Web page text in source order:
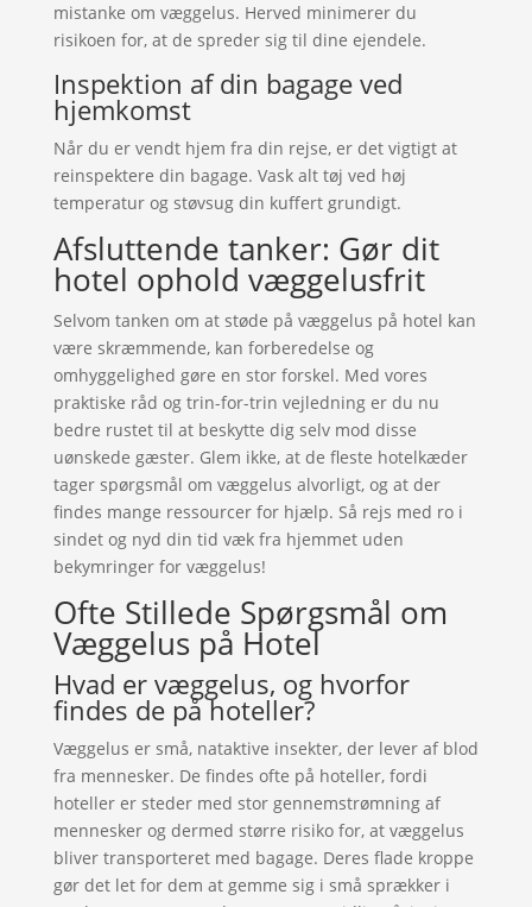
mistanke om væggelus. Herved minimerer du
risikoen for, at de spreder sig til dine ejendele.
Inspektion af din bagage ved
hjemkomst
Når du er vendt hjem fra din rejse, er det vigtigt at
reinspektere din bagage. Vask alt tøj ved høj
temperatur og støvsug din kuffert grundigt.
Afsluttende tanker: Gør dit
hotel ophold væggelusfrit
Selvom tanken om at støde på væggelus på hotel kan
være skræmmende, kan forberedelse og
omhyggelighed gøre en stor forskel. Med vores
praktiske råd og trin-for-trin vejledning er du nu
bedre rustet til at beskytte dig selv mod disse
uønskede gæster. Glem ikke, at de fleste hotelkæder
tager spørgsmål om væggelus alvorligt, og at der
findes mange ressourcer for hjælp. Så rejs med ro i
sindet og nyd din tid væk fra hjemmet uden
bekymringer for væggelus!
Ofte Stillede Spørgsmål om
Væggelus på Hotel
Hvad er væggelus, og hvorfor
findes de på hoteller?
Væggelus er små, nataktive insekter, der lever af blod
fra mennesker. De findes ofte på hoteller, fordi
hoteller er steder med stor gennemstrømning af
mennesker og dermed større risiko for, at væggelus
bliver transporteret med bagage. Deres flade kroppe
gør det let for dem at gemme sig i små sprækker i